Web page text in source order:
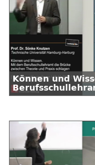
Können und
Theorie und